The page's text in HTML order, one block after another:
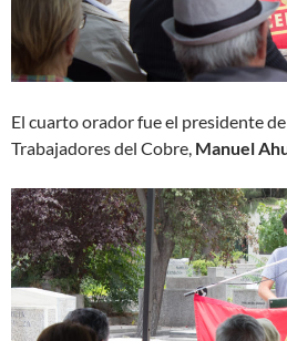
El cuarto orador fue el presidente
Trabajadores del Cobre, Manuel